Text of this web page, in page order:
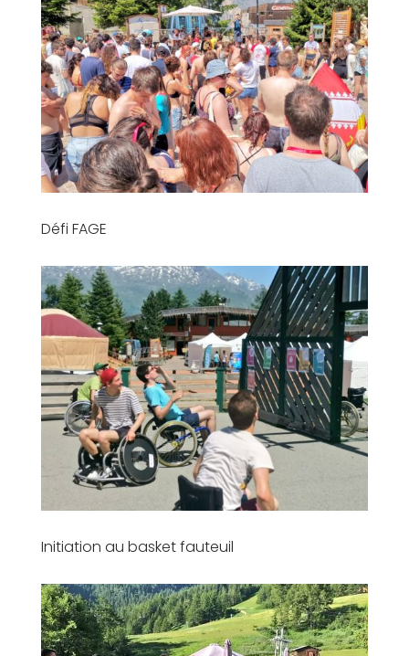
Défi FAGE
Initiation au basket fauteuil